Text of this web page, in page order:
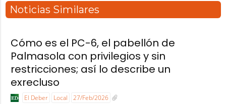
Noticias Similares
Cómo es el PC-6, el pabellón de
Palmasola con privilegios y sin
restricciones; así lo describe un
exrecluso
El Deber Local 27/Feb/2026